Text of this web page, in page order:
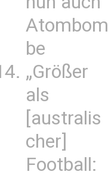
Atombom
be
„Größer
als
[australis
cher]
Football: